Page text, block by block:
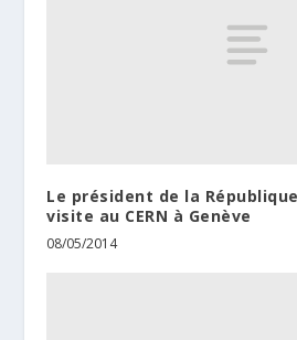
Le président de la
visite au CERN à Genève
08/05/2014